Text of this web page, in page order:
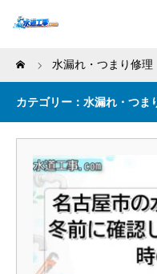
Home 水漏れ・つまり修理
カテゴリー：水漏れ・つま